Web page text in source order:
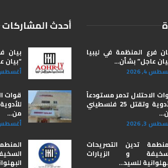
فرع المنظمة في ليبيا
عاجل” بشأن…
4, 2026
الاحتلال تدمر مستودعاً
للأدوية وتقتل 25 فلسطيني
3, 2026
تدين التصريحات
و الزيارات
للسيد…
أحدث المشاركات
بيان
“بيان
أغسطس 4,
قوات
من…
أغسطس 3,